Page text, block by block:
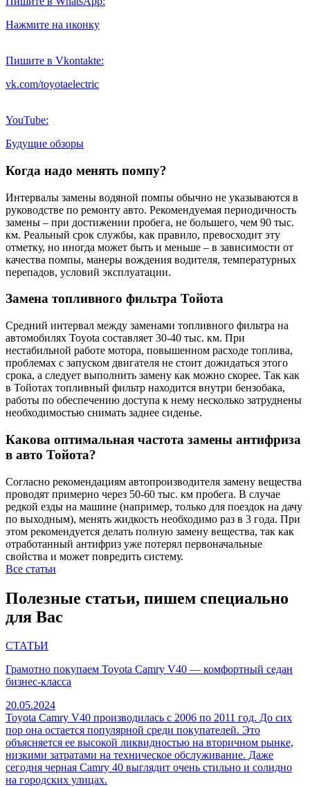
Нажмите на иконку
Пишите в Vkontakte:
vk.com/toyotaelectric
YouTube:
Будущие обзоры
Когда надо менять помпу?
Интервалы замены водяной помпы обычно не указываются в
руководстве по ремонту авто. Рекомендуемая периодичность
замены – при достижении пробега, не большего, чем 90 тыс.
км. Реальный срок службы, как правило, превосходит эту
отметку, но иногда может быть и меньше – в зависимости от
качества помпы, манеры вождения водителя, температурных
перепадов, условий эксплуатации.
Замена топливного фильтра Тойота
Средний интервал между заменами топливного фильтра на
автомобилях Toyota составляет 30-40 тыс. км. При
нестабильной работе мотора, повышенном расходе топлива,
проблемах с запуском двигателя не стоит дожидаться этого
срока, а следует выполнить замену как можно скорее. Так как
в Тойотах топливный фильтр находится внутри бензобака,
работы по обеспечению доступа к нему несколько затруднены
необходимостью снимать заднее сиденье.
Какова оптимальная частота замены антифриза
в авто Тойота?
Согласно рекомендациям автопроизводителя замену вещества
проводят примерно через 50-60 тыс. км пробега. В случае
редкой езды на машине (например, только для поездок на дачу
по выходным), менять жидкость необходимо раз в 3 года. При
этом рекомендуется делать полную замену вещества, так как
отработанный антифриз уже потерял первоначальные
свойства и может повредить систему.
Все статьи
Полезные статьи, пишем специально
для Вас
СТАТЬИ
Грамотно покупаем Toyota Camry V40 — комфортный седан
бизнес-класса
20.05.2024
Toyota Camry V40 производилась с 2006 по 2011 год. До сих
пор она остается популярной среди покупателей. Это
объясняется ее высокой ликвидностью на вторичном рынке,
низкими затратами на техническое обслуживание. Даже
сегодня черная Camry 40 выглядит очень стильно и солидно
на городских улицах.